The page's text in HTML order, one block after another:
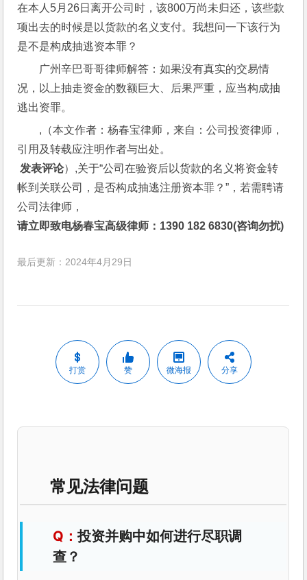
在本人5月26日离开公司时，该800万尚未归还，该些款
项出去的时候是以货款的名义支付。我想问一下该行为
是不是构成抽逃资本罪？
广州辛巴哥哥律师解答：如果没有真实的交易情
况，以上抽走资金的数额巨大、后果严重，应当构成抽
逃出资罪。
,（本文作者：杨春宝律师，来自：公司投资律师，
引用及转载应注明作者与出处。
发表评论）,关于“公司在验资后以货款的名义将资金转
帐到关联公司，是否构成抽逃注册资本罪？”，若需聘请
公司法律师，
请立即致电杨春宝高级律师：1390 182 6830(咨询勿扰)
最后更新：2024年4月29日
打赏 赞 微海报 分享
常见法律问题
投资并购中如何进行尽职调
查？